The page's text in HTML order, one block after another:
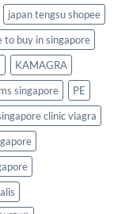
japan tengsu shopee
to buy in singapore
KAMAGRA
singapore
PE
clinic viagra